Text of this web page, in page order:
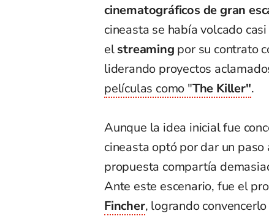
cinematográficos de gran
cineasta se había volcado
elstreaming por su contrato
liderando proyectos
películas como "The Killer".
Aunque la idea inicial fue
cineasta optó por dar un
propuesta compartía
Ante este escenario, fue el
Fincher, logrando